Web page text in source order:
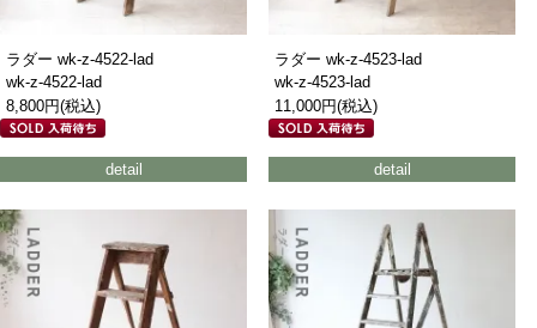
ラダー wk-z-4522-lad
wk-z-4522-lad
8,800円(税込)
detail
ラダー wk-z-4523-lad
wk-z-4523-lad
11,000円(税込)
detail